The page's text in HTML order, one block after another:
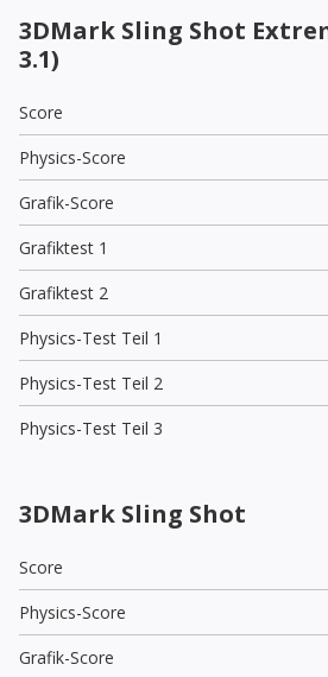
3DMark Sling Shot
3.1)
Score
Physics-Score
Grafik-Score
Grafiktest 1
Grafiktest 2
Physics-Test Teil 1
Physics-Test Teil 2
Physics-Test Teil 3
3DMark Sling Shot
Score
Physics-Score
Grafik-Score